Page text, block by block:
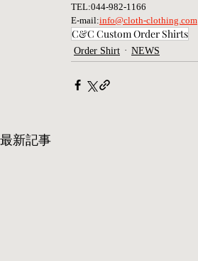
TEL:044-982-1166
E-mail:info@cloth-clothing.com
C&C Custom Order Shirts
Order Shirt NEWS
最新記事